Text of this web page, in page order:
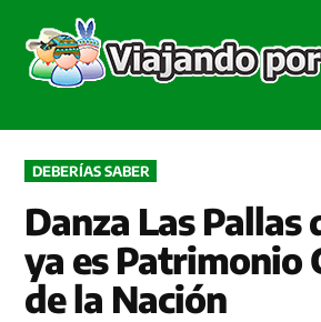
contenido
PUBLICADO
EN
DEBERÍAS SABER
Danza Las Pallas
ya es Patrimonio
de la Nación